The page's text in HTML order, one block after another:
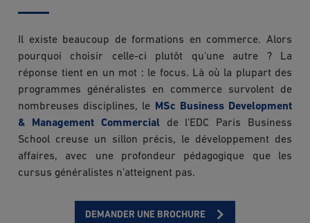
Il existe beaucoup de formations en commerce. Alors
pourquoi choisir celle-ci plutôt qu'une autre ? La
réponse tient en un mot : le focus. Là où la plupart des
programmes généralistes en commerce survolent de
nombreuses disciplines, le
MSc Business Development
& Management Commercialde l'EDC Paris Business
School creuse un sillon précis, le développement des
affaires, avec une profondeur pédagogique que les
cursus généralistes n'atteignent pas.
DEMANDER UNE BROCHURE